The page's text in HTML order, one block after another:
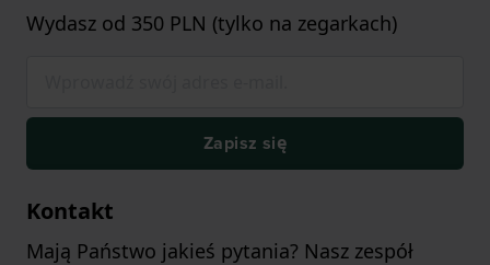
Wydasz od 350 PLN (tylko na zegarkach)
Zapisz się
Kontakt
Mają Państwo jakieś pytania? Nasz zespół